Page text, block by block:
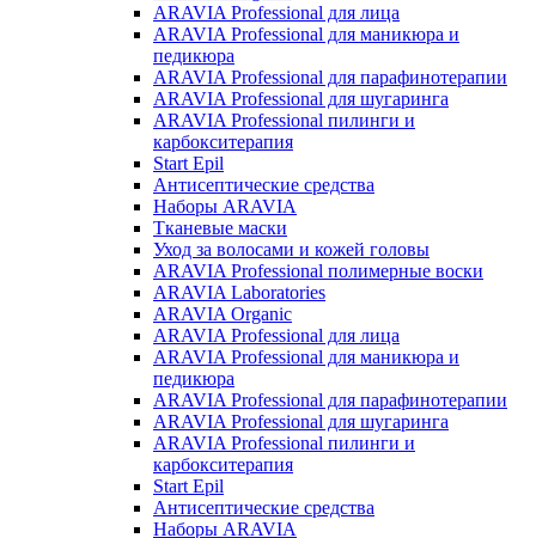
ARAVIA Professional для лица
ARAVIA Professional для маникюра и
педикюра
ARAVIA Professional для парафинотерапии
ARAVIA Professional для шугаринга
ARAVIA Professional пилинги и
карбокситерапия
Start Epil
Антисептические средства
Наборы ARAVIA
Тканевые маски
Уход за волосами и кожей головы
ARAVIA Professional полимерные воски
ARAVIA Laboratories
ARAVIA Organic
ARAVIA Professional для лица
ARAVIA Professional для маникюра и
педикюра
ARAVIA Professional для парафинотерапии
ARAVIA Professional для шугаринга
ARAVIA Professional пилинги и
карбокситерапия
Start Epil
Антисептические средства
Наборы ARAVIA